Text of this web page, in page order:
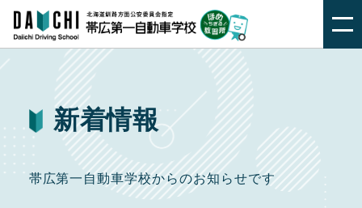
新着情報
帯広第一自動車学校からのお知らせです